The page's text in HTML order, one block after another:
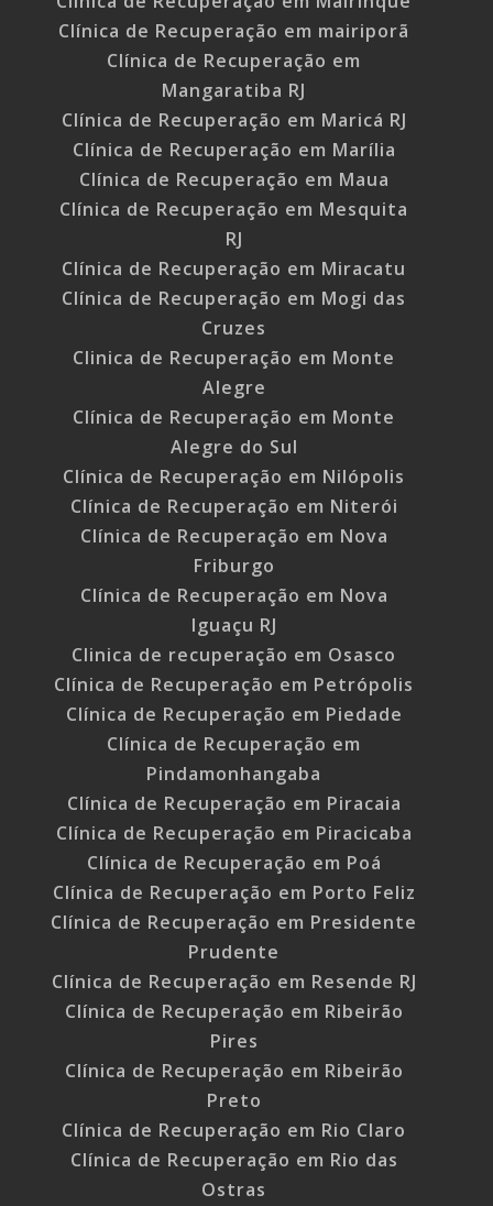
Clínica de Recuperação em mairiporã
Clínica de Recuperação em
Mangaratiba RJ
Clínica de Recuperação em Maricá RJ
Clínica de Recuperação em Marília
Clínica de Recuperação em Maua
Clínica de Recuperação em Mesquita
RJ
Clínica de Recuperação em Miracatu
Clínica de Recuperação em Mogi das
Cruzes
Clinica de Recuperação em Monte
Alegre
Clínica de Recuperação em Monte
Alegre do Sul
Clínica de Recuperação em Nilópolis
Clínica de Recuperação em Niterói
Clínica de Recuperação em Nova
Friburgo
Clínica de Recuperação em Nova
Iguaçu RJ
Clinica de recuperação em Osasco
Clínica de Recuperação em Petrópolis
Clínica de Recuperação em Piedade
Clínica de Recuperação em
Pindamonhangaba
Clínica de Recuperação em Piracaia
Clínica de Recuperação em Piracicaba
Clínica de Recuperação em Poá
Clínica de Recuperação em Porto Feliz
Clínica de Recuperação em Presidente
Prudente
Clínica de Recuperação em Resende RJ
Clínica de Recuperação em Ribeirão
Pires
Clínica de Recuperação em Ribeirão
Preto
Clínica de Recuperação em Rio Claro
Clínica de Recuperação em Rio das
Ostras